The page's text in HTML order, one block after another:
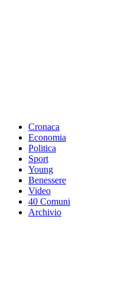
Cronaca
Economia
Politica
Sport
Young
Benessere
Video
40 Comuni
Archivio